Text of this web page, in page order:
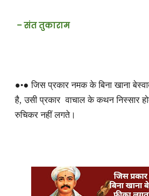
– संत तुकाराम
●•● जिस प्रकार नमक के बिना खाना
है, उसी प्रकार वाचाल के कथन निस्सार
रुचिकर नहीं लगते।